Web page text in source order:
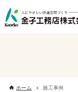
ホーム 施工事例